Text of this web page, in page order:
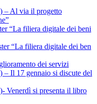
Al via il progetto
“La filiera digitale dei beni
“La filiera digitale dei ben
dei servizi
Il 17 gennaio si discute del
si presenta il libro